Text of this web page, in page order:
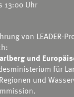
13:00 Uhr
von LEADER-
und
für
und